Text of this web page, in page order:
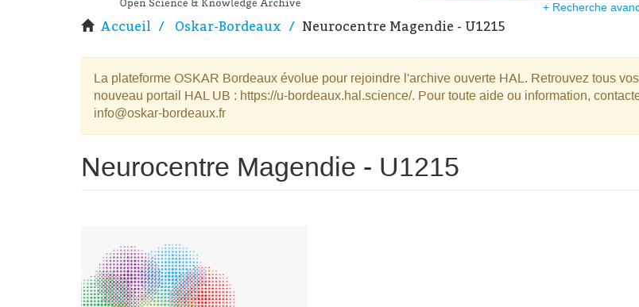
+ Recherche
Accueil Oskar-Bordeaux Neurocentre Magendie - U1215
La plateforme OSKAR Bordeaux évolue pour rejoindre l'archive ouverte HAL. Retrouvez tous
nouveau portail HAL UB : https://u-bordeaux.hal.science/. Pour toute aide ou information,
info@oskar-bordeaux.fr
Neurocentre Magendie - U1215